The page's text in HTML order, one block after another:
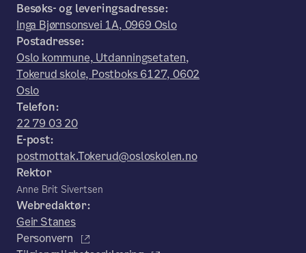
Besøks- og leveringsadresse:
Inga Bjørnsonsvei 1A, 0969 Oslo
Postadresse:
Oslo kommune, Utdanningsetaten,
Tokerud skole, Postboks 6127, 0602
Oslo
Telefon:
22 79 03 20
E-post:
postmottak.Tokerud@osloskolen.no
Rektor
Anne Brit Sivertsen
Webredaktør:
Geir Stanes
Personvern